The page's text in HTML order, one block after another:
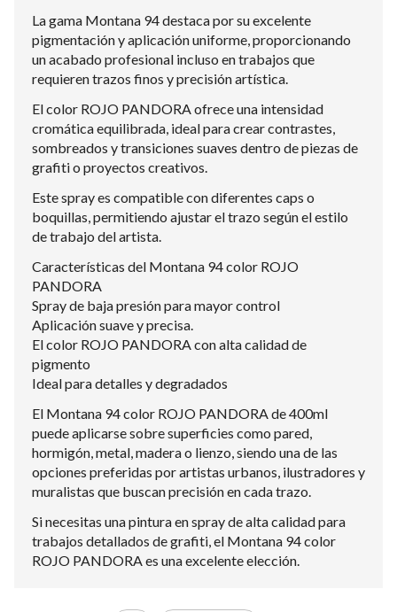
La gama Montana 94 destaca por su excelente
pigmentación y aplicación uniforme, proporcionando
un acabado profesional incluso en trabajos que
requieren trazos finos y precisión artística.
El color ROJO PANDORA ofrece una intensidad
cromática equilibrada, ideal para crear contrastes,
sombreados y transiciones suaves dentro de piezas de
grafiti o proyectos creativos.
Este spray es compatible con diferentes caps o
boquillas, permitiendo ajustar el trazo según el estilo
de trabajo del artista.
Características del Montana 94 color ROJO
PANDORA
Spray de baja presión para mayor control
Aplicación suave y precisa.
El color ROJO PANDORA con alta calidad de
pigmento
Ideal para detalles y degradados
El Montana 94 color ROJO PANDORA de 400ml
puede aplicarse sobre superficies como pared,
hormigón, metal, madera o lienzo, siendo una de las
opciones preferidas por artistas urbanos, ilustradores y
muralistas que buscan precisión en cada trazo.
Si necesitas una pintura en spray de alta calidad para
trabajos detallados de grafiti, el Montana 94 color
ROJO PANDORA es una excelente elección.